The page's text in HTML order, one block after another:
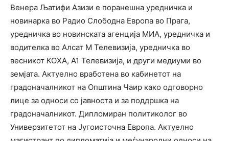
Венера Љатифи Азизи е поранешна уредничка и
новинарка во Радио Слободна Европа во Прага,
уредничка во новинската агенција МИА, уредничка и
водителка во Алсат М Телевизија, уредничка во
весникот КОХА, А1 Телевизија, и други медиуми во
земјата. Актуелно вработена во кабинетот на
градоначалникот на Општина Чаир како одговорно
лице за односи со јавноста и за поддршка на
градоначалникот. Дипломиран политиколог во
Универзитетот на Југоисточна Европа. Актуелно